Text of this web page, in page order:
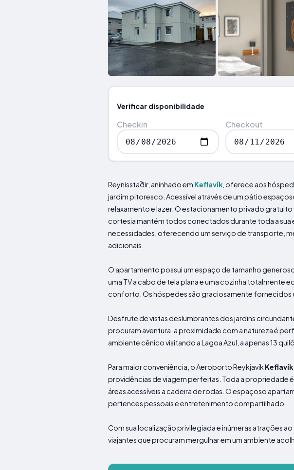
Verificar disponibilidade
Checkin Checkout
Reynisstaðir, aninhado em Keflavík , oferece aos
jardim pitoresco. Acessível através de um pátio
relaxamento e lazer. O estacionamento privado
cortesia mantém todos conectados durante toda a sua
necessidades, oferecendo um serviço de transporte,
adicionais.
O apartamento possui um espaço de tamanho
uma TV a cabo de tela plana e uma cozinha totalmente
conforto. Os hóspedes são graciosamente fornecidos
Desfrute de vistas deslumbrantes dos jardins
procuram aventura, a proximidade com a natureza é
ambiente cênico visitando a Lagoa Azul, a apenas 13
Para maior conveniência, o Aeroporto Reykjavík Keflavík
providências de viagem perfeitas. Toda a propriedade
áreas acessíveis a cadeira de rodas. O espaçoso
pertences pessoais e entretenimento compartilhado.
Com sua localização privilegiada e inúmeras atrações
viajantes que procuram mergulhar em um ambiente